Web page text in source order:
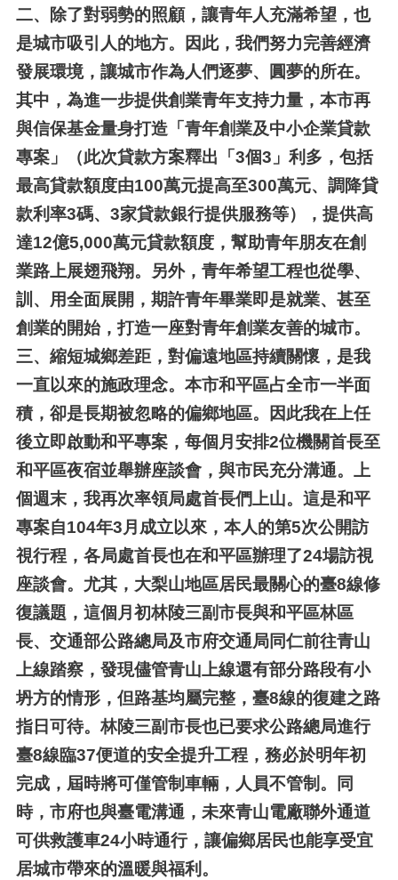
二、 除了對弱勢的照顧，讓青年人充滿希望，也
是城市吸引人的地方。因此，我們努力完善經濟
發展環境，讓城市作為人們逐夢、圓夢的所在。
其中，為進一步提供創業青年支持力量，本市再
與信保基金量身打造「青年創業及中小企業貸款
專案」（此次貸款方案釋出「3個3」利多，包括
最高貸款額度由100萬元提高至300萬元、調降貸
款利率3碼、3家貸款銀行提供服務等），提供高
達12億5,000萬元貸款額度，幫助青年朋友在創
業路上展翅飛翔。另外，青年希望工程也從學、
訓、用全面展開，期許青年畢業即是就業、甚至
創業的開始，打造一座對青年創業友善的城市。
三、 縮短城鄉差距，對偏遠地區持續關懷，是我
一直以來的施政理念。本市和平區占全市一半面
積，卻是長期被忽略的偏鄉地區。因此我在上任
後立即啟動和平專案，每個月安排2位機關首長至
和平區夜宿並舉辦座談會，與市民充分溝通。上
個週末，我再次率領局處首長們上山。這是和平
專案自104年3月成立以來，本人的第5次公開訪
視行程，各局處首長也在和平區辦理了24場訪視
座談會。尤其，大梨山地區居民最關心的臺8線修
復議題，這個月初林陵三副市長與和平區林區
長、交通部公路總局及市府交通局同仁前往青山
上線踏察，發現儘管青山上線還有部分路段有小
坍方的情形，但路基均屬完整，臺8線的復建之路
指日可待。林陵三副市長也已要求公路總局進行
臺8線臨37便道的安全提升工程，務必於明年初
完成，屆時將可僅管制車輛，人員不管制。同
時，市府也與臺電溝通，未來青山電廠聯外通道
可供救護車24小時通行，讓偏鄉居民也能享受宜
居城市帶來的溫暖與福利。